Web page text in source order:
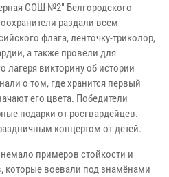
СОШ №2" Белгородского
раздали всем
флага, ленточку-триколор,
а также провели для
викторину об истории
о том, где хранится первый
его цвета. Победители
подарки от росгвардейцев.
концертом от детей.
примеров стойкости и
которые воевали под знамёнами